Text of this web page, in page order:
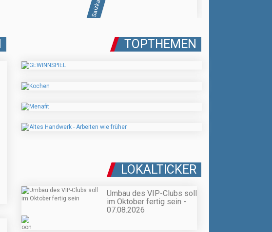
TOPTHEMEN
LOKALTICKER
Umbau des VIP-Clubs soll
im Oktober fertig sein -
07.08.2026